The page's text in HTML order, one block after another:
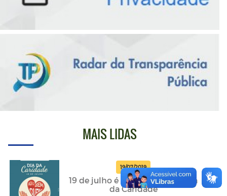
MAIS LIDAS
19/07/2019
19 de julho é comemorado o Dia
da Caridade